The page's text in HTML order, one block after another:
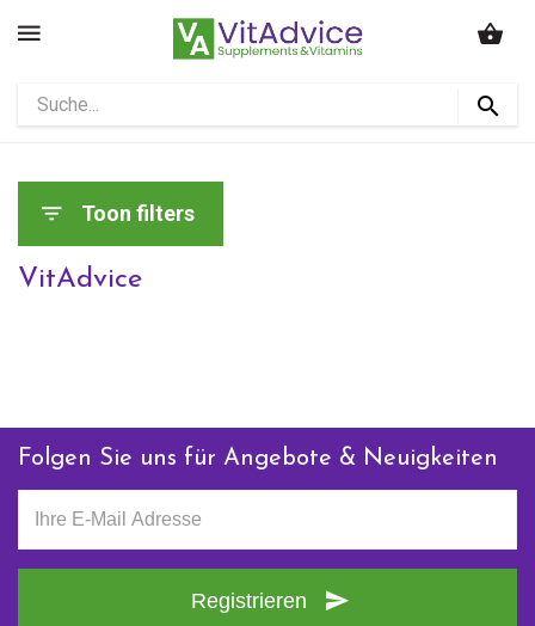
Toon filters
VitAdvice
Folgen Sie uns für Angebote & Neuigkeiten
Registrieren